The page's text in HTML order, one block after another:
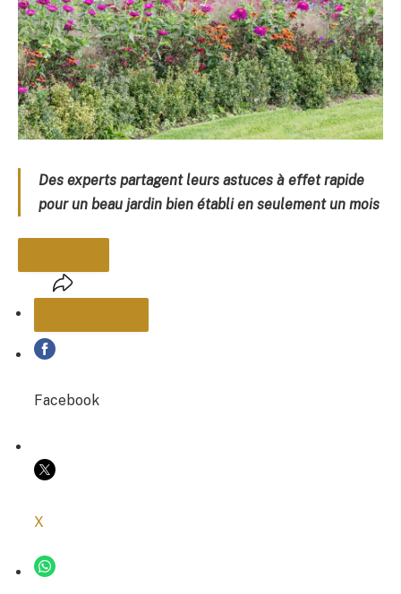
Des experts partagent leurs astuces à effet rapide
pour un beau jardin bien établi en seulement un mois
PARTAGER
COPIER LE LIEN
Facebook
X